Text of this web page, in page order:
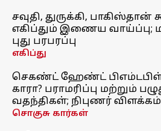
சவுதி, துருக்கி,
எகிப்தும் இணைய வாய்ப்பு;
புது பரபரப்பு
எகிப்து
செகண்ட் ஹேண்ட்
காரா? பராமரிப்பு மற்றும்
வதந்திகள்; நிபுணர் விளக்கம்
சொகுசு கார்கள்